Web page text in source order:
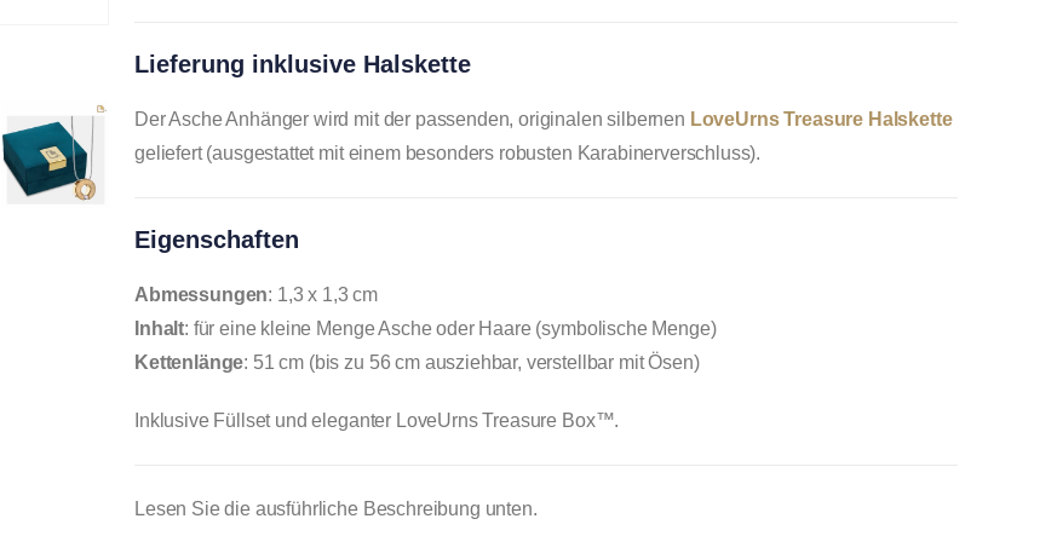
Lieferung inklusive Halskette
Der Asche Anhänger wird mit der passenden, originalen silbernen LoveUrns Treasure Halskette
geliefert (ausgestattet mit einem besonders robusten Karabinerverschluss).
Eigenschaften
Abmessungen: 1,3 x 1,3 cm
Inhalt: für eine kleine Menge Asche oder Haare (symbolische Menge)
Kettenlänge: 51 cm (bis zu 56 cm ausziehbar, verstellbar mit Ösen)
Inklusive Füllset und eleganter LoveUrns Treasure Box™.
Lesen Sie die ausführliche Beschreibung unten.